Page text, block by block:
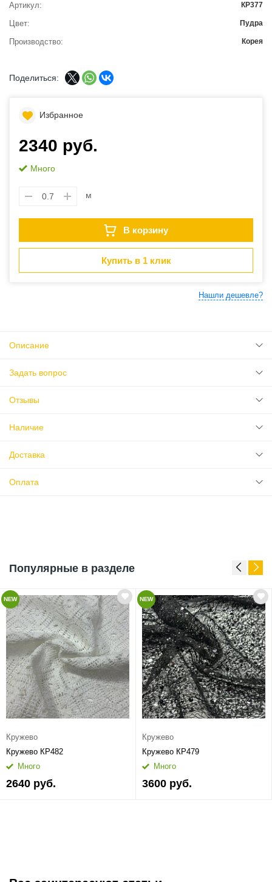
Артикул КР377
Цвет Пудра
Производство Корея
Поделиться:
Избранное
2340 руб.
Много
м
В корзину
Купить в 1 клик
Нашли дешевле?
Описание
Задать вопрос
Отзывы
Наличие
Доставка
Оплата
Популярные в разделе
NEW
Кружево
Кружево КР482
Много
2640 руб.
NEW
Кружево
Кружево КР479
Много
3600 руб.